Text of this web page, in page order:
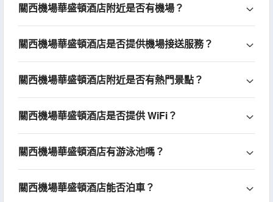
關西機場華盛頓酒店附近是否有機場？
關西機場華盛頓酒店是否提供機場接送服務？
關西機場華盛頓酒店附近是否有熱門景點？
關西機場華盛頓酒店是否提供 WiFi？
關西機場華盛頓酒店有游泳池嗎？
關西機場華盛頓酒店能否泊車？